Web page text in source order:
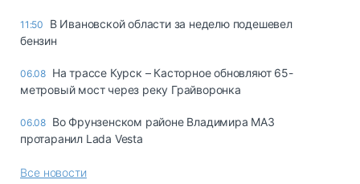
11:50
В Ивановской области за неделю подешевел
бензин
06.08 На трассе Курск – Касторное обновляют 65-
метровый мост через реку Грайворонка
06.08 Во Фрунзенском районе Владимира МАЗ
протаранил Lada Vesta
Все новости